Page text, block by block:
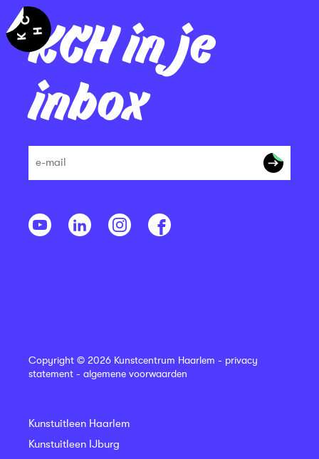
KCH in je
inbox
Copyright © 2026 Kunstcentrum Haarlem - privacy
statement - algemene voorwaarden
Kunstuitleen Haarlem
Kunstuitleen IJburg